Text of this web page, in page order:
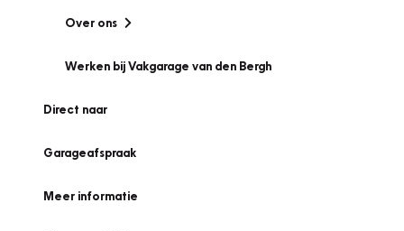
Over ons
Werken bij Vakgarage van den Bergh
Direct naar
Garageafspraak
Meer informatie